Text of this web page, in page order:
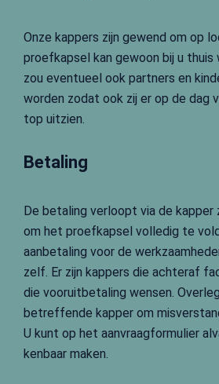
Onze kappers zijn gewend om op
proefkapsel kan gewoon bij u thuis
zou eventueel ook partners en
worden zodat ook zij er op de dag
top uitzien.
Betaling
De betaling verloopt via de kapper
om het proefkapsel volledig te
aanbetaling voor de
zelf. Er zijn kappers die achteraf
die vooruitbetaling wensen.
betreffende kapper om
U kunt op het aanvraagformulier
kenbaar maken.